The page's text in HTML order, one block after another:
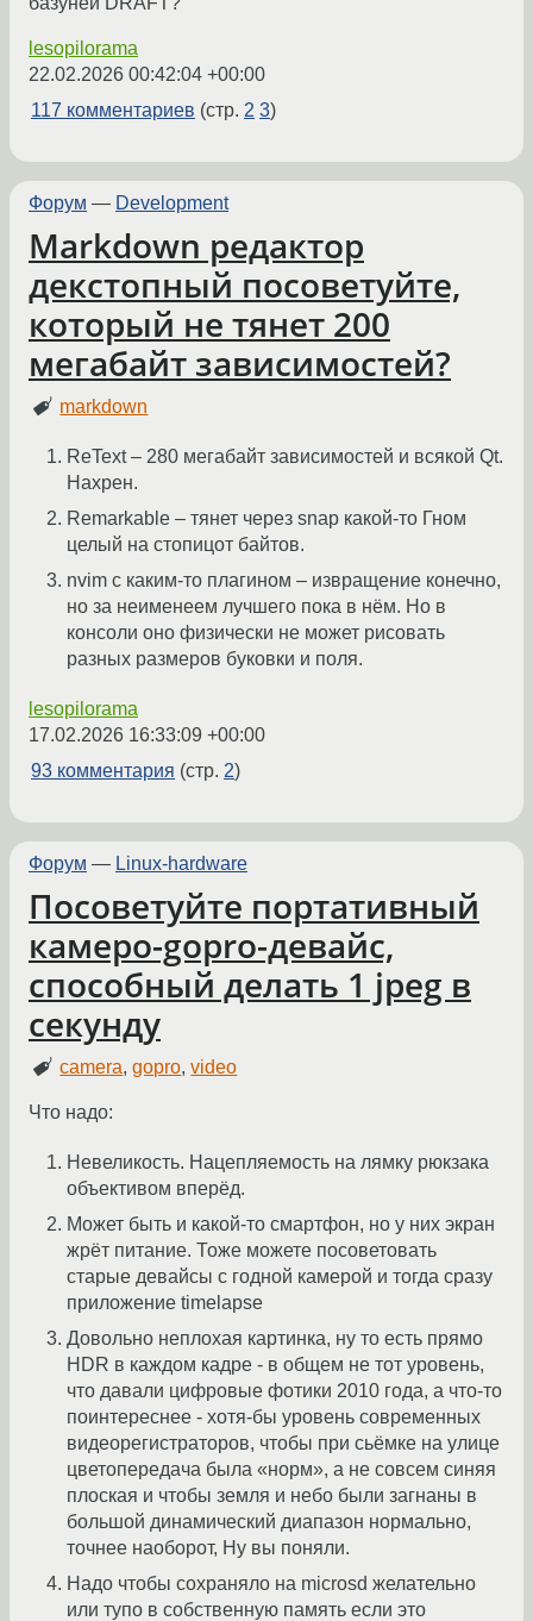
lesopilorama
22.02.2026 00:42:04 +00:00
117 комментариев (стр. 2 3)
Форум — Development
Markdown редактор
декстопный посоветуйте,
который не тянет 200
мегабайт зависимостей?
markdown
ReText – 280 мегабайт зависимостей и всякой Qt.
Нахрен.
Remarkable – тянет через snap какой-то Гном
целый на стопицот байтов.
nvim с каким-то плагином – извращение конечно,
но за неименеем лучшего пока в нём. Но в
консоли оно физически не может рисовать
разных размеров буковки и поля.
lesopilorama
17.02.2026 16:33:09 +00:00
93 комментария (стр. 2)
Форум — Linux-hardware
Посоветуйте портативный
камеро-gopro-девайс,
способный делать 1 jpeg в
секунду
camera,gopro,video
Что надо:
Невеликость. Нацепляемость на лямку рюкзака
объективом вперёд.
Может быть и какой-то смартфон, но у них экран
жрёт питание. Тоже можете посоветовать
старые девайсы с годной камерой и тогда сразу
приложение timelapse
Довольно неплохая картинка, ну то есть прямо
HDR в каждом кадре - в общем не тот уровень,
что давали цифровые фотики 2010 года, а что-то
поинтереснее - хотя-бы уровень современных
видеорегистраторов, чтобы при сьёмке на улице
цветопередача была «норм», а не совсем синяя
плоская и чтобы земля и небо были загнаны в
большой динамический диапазон нормально,
точнее наоборот, Ну вы поняли.
Надо чтобы сохраняло на microsd желательно
или тупо в собственную память если это